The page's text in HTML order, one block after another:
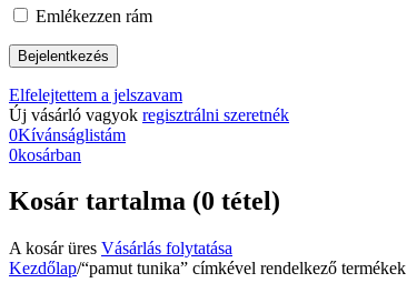
Emlékezzen rám
Elfelejtettem a jelszavam
Új vásárló vagyok regisztrálni szeretnék
0Kívánságlistám
0kosárban
Kosár tartalma (0 tétel)
A kosár üres Vásárlás folytatása
Kezdőlap/“pamut tunika” címkével rendelkező termékek